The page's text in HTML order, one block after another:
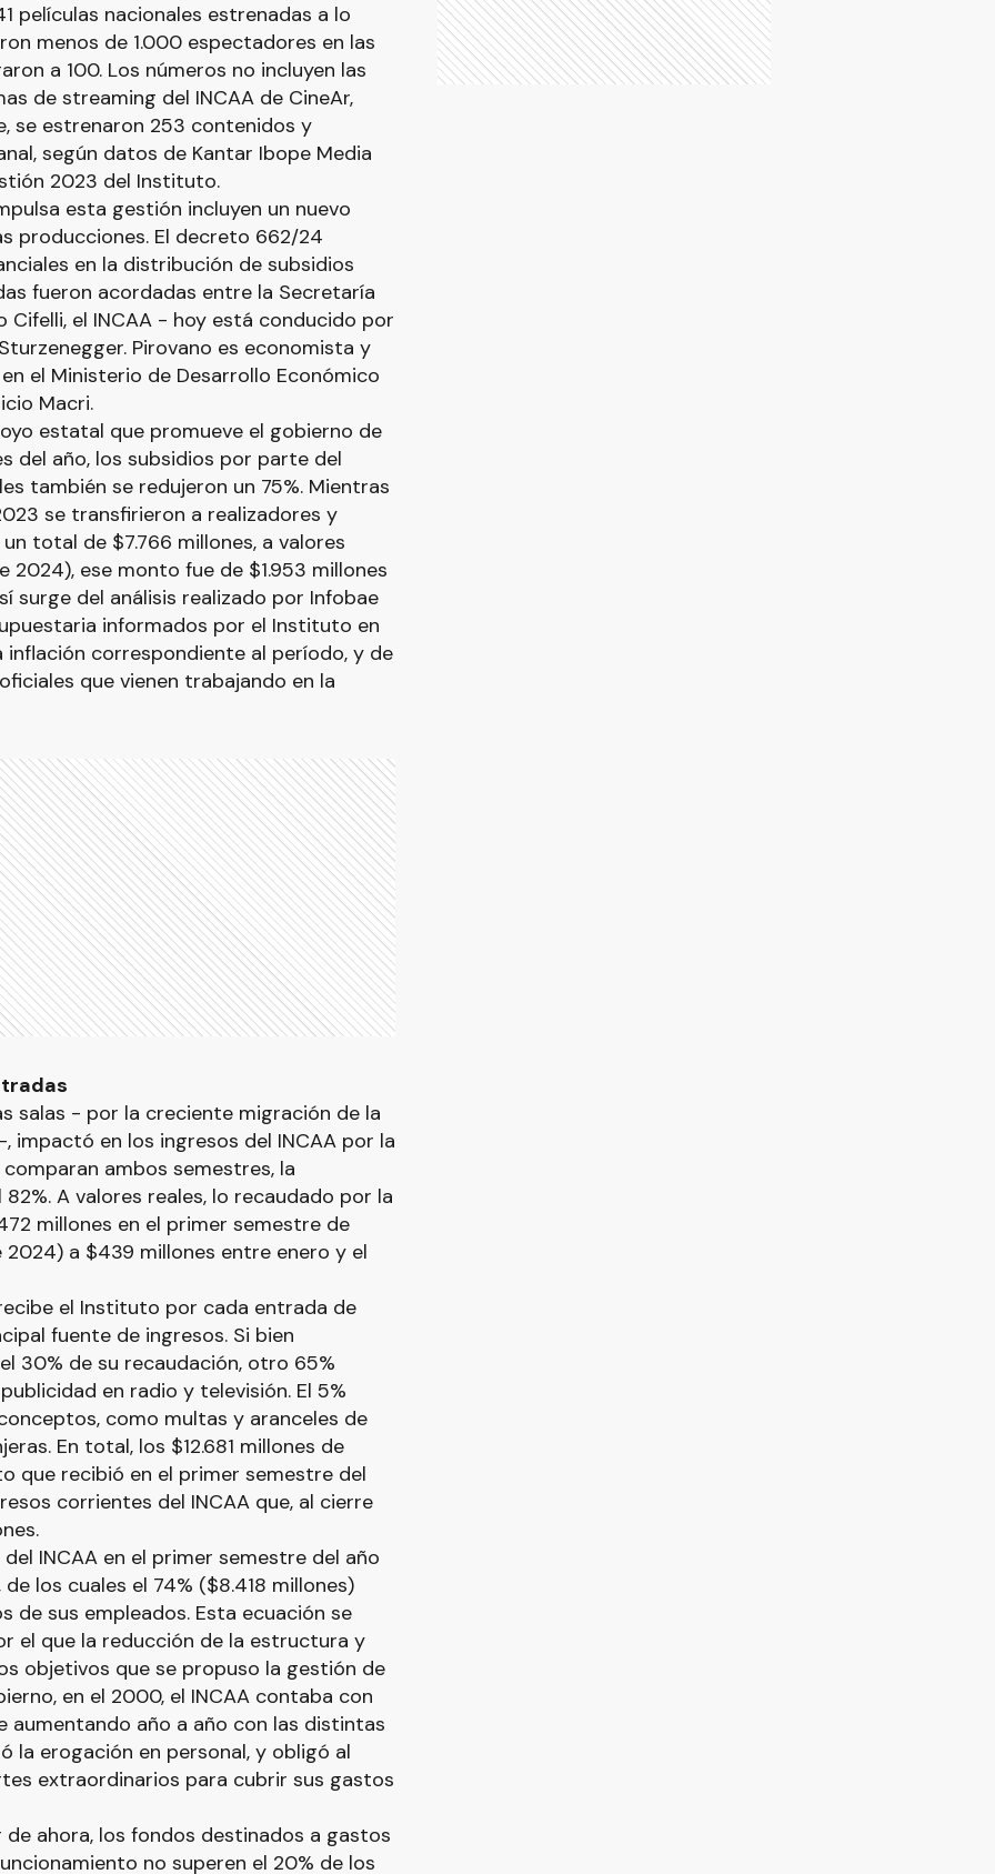
películas nacionales estrenadas a lo
menos de 1.000 espectadores en las
a 100. Los números no incluyen las
de streaming del INCAA de CineAr,
se estrenaron 253 contenidos y
según datos de Kantar Ibope Media
2023 del Instituto.
esta gestión incluyen un nuevo
producciones. El decreto 662/24
en la distribución de subsidios
fueron acordadas entre la Secretaría
el INCAA - hoy está conducido por
Pirovano es economista y
el Ministerio de Desarrollo Económico
Macri.
estatal que promueve el gobierno de
del año, los subsidios por parte del
también se redujeron un 75%. Mientras
se transfirieron a realizadores y
total de $7.766 millones, a valores
2024), ese monto fue de $1.953 millones
surge del análisis realizado por Infobae
informados por el Instituto en
inflación correspondiente al período, y de
que vienen trabajando en la
salas - por la creciente migración de la
impactó en los ingresos del INCAA por la
ambos semestres, la
A valores reales, lo recaudado por la
millones en el primer semestre de
a $439 millones entre enero y el
el Instituto por cada entrada de
fuente de ingresos. Si bien
30% de su recaudación, otro 65%
en radio y televisión. El 5%
como multas y aranceles de
En total, los $12.681 millones de
que recibió en el primer semestre del
corrientes del INCAA que, al cierre
INCAA en el primer semestre del año
los cuales el 74% ($8.418 millones)
de sus empleados. Esta ecuación se
el que la reducción de la estructura y
objetivos que se propuso la gestión de
en el 2000, el INCAA contaba con
aumentando año a año con las distintas
la erogación en personal, y obligó al
extraordinarios para cubrir sus gastos
ahora, los fondos destinados a gastos
no superen el 20% de los